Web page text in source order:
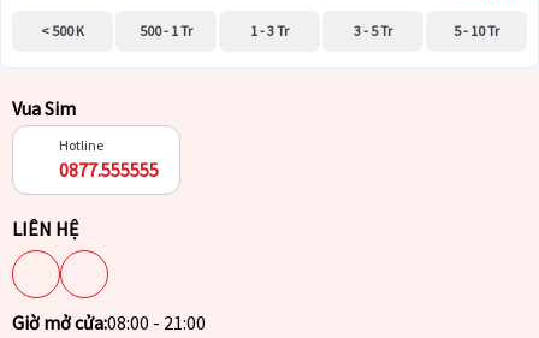
< 500 K 500 - 1 Tr 1 - 3 Tr 3 - 5 Tr 5 - 10 Tr
Vua Sim
Hotline
0877.555555
LIÊN HỆ
Giờ mở cửa:08:00 - 21:00